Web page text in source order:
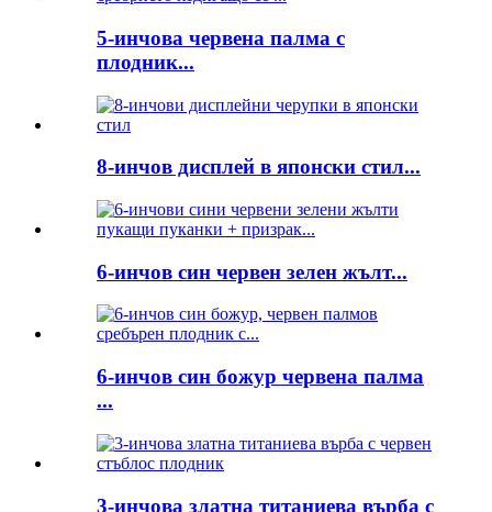
5-инчова червена палма с
плодник...
8-инчов дисплей в японски стил...
6-инчов син червен зелен жълт...
6-инчов син божур червена палма
...
3-инчова златна титаниева върба с